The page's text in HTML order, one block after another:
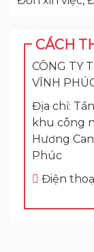
CÁCH
CÔNG TY
VĨNH
Địa chỉ:
khu công
Hương
Phúc
Điện